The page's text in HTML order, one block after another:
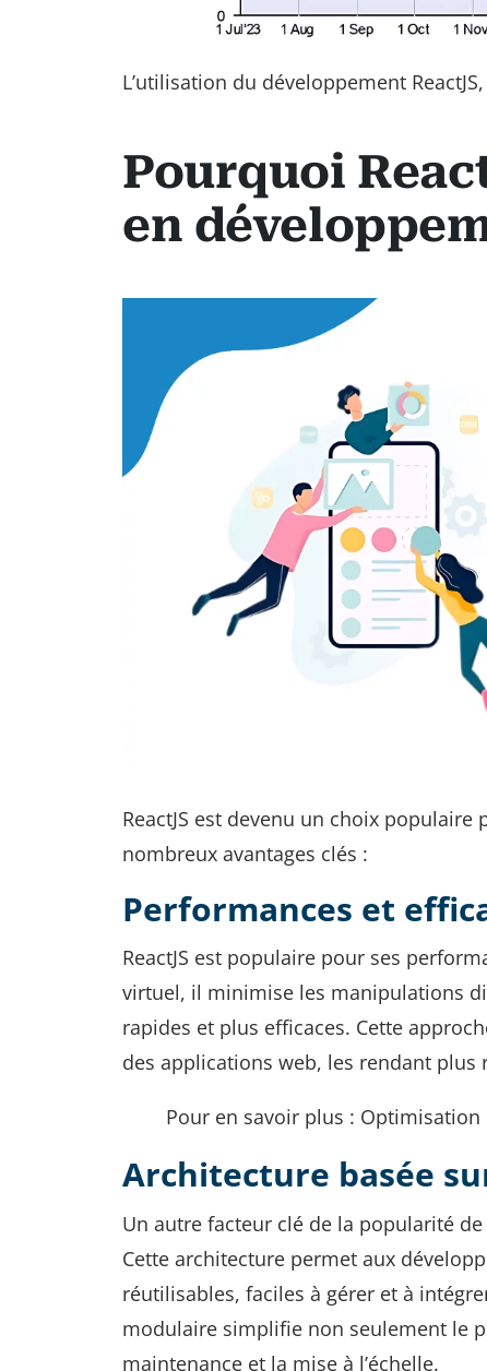
L’utilisation du développement
Pourquoi
en
ReactJS est devenu un choix
nombreux avantages clés :
Performances et
ReactJS est populaire pour ses
virtuel, il minimise les manipulations
rapides et plus efficaces. Cette
des applications web, les rendant
Pour en savoir plus :
Architecture basée
Un autre facteur clé de la popularité
Cette architecture permet aux
réutilisables, faciles à gérer et à
modulaire simplifie non seulement le
maintenance et la mise à l’échelle.